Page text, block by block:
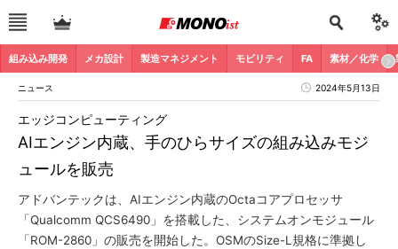
組み込み開発 メカ設計 製造マネジメント モビリティ FA 素材／化学
ニュース 2024年5月13日
AIエンジン内蔵、手のひらサイズの組み込みモジ
ュールを販売
エッジコンピューティング
アドバンテックは、AIエンジン内蔵のOctaコアプロセッサ
「Qualcomm QCS6490」を搭載した、システムオンモジュール
「ROM-2860」の販売を開始した。OSMのSize-L規格に準拠し